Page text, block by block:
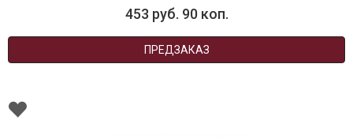
453 руб. 90 коп.
ПРЕДЗАКАЗ